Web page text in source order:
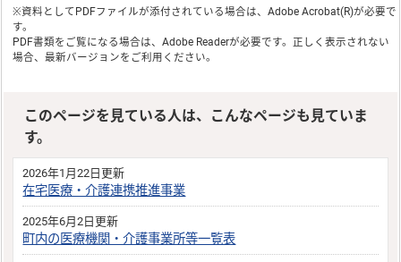
※資料としてPDFファイルが添付されている場合は、Adobe Acrobat(R)が必要で
す。
PDF書類をご覧になる場合は、Adobe Readerが必要です。正しく表示されない
場合、最新バージョンをご利用ください。
このページを見ている人は、こんなページも見ていま
す。
2026年1月22日更新
在宅医療・介護連携推進事業
2025年6月2日更新
町内の医療機関・介護事業所等一覧表